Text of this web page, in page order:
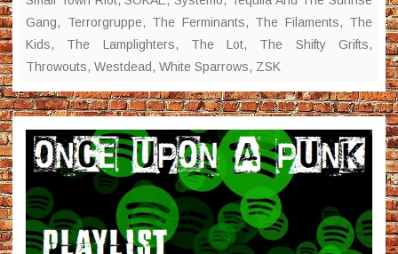
Gang, Terrorgruppe, The Ferminants, The Filaments, The
Kids, The Lamplighters, The Lot, The Shifty Grifts,
Throwouts, Westdead, White Sparrows, ZSK